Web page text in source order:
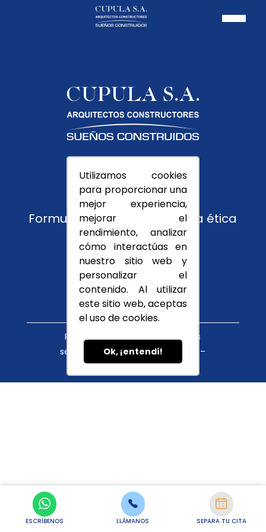
Utilizamos cookies
para proporcionar una
mejor experiencia,
mejorar el
rendimiento, analizar
cómo interactúas en
nuestro sitio web y
personalizar el
contenido. Al utilizar
este sitio web, aceptas
el uso de cookies.
Ok, ¡entendí!
ESCRÍBENOS LLÁMANOS SEPARA TU CITA
Usuarios
Trabaja con nosotros
Formulario de reporte y línea ética
Montevedra
Conócenos
Blog
Política de tratamiento de datos
servicioalcliente@cupula.com.co –
habeasdata@cupula.com.co